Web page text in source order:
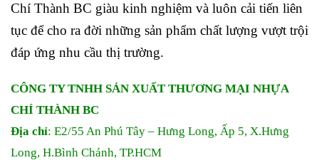
Chí Thành BC giàu kinh nghiệm và luôn cải tiến liên
tục để cho ra đời những sản phẩm chất lượng vượt trội
đáp ứng nhu cầu thị trường.
CÔNG TY TNHH SẢN XUẤT THƯƠNG MẠI NHỰA
CHÍ THÀNH BC
Địa chỉ: E2/55 An Phú Tây – Hưng Long, Ấp 5, X.Hưng
Long, H.Bình Chánh, TP.HCM